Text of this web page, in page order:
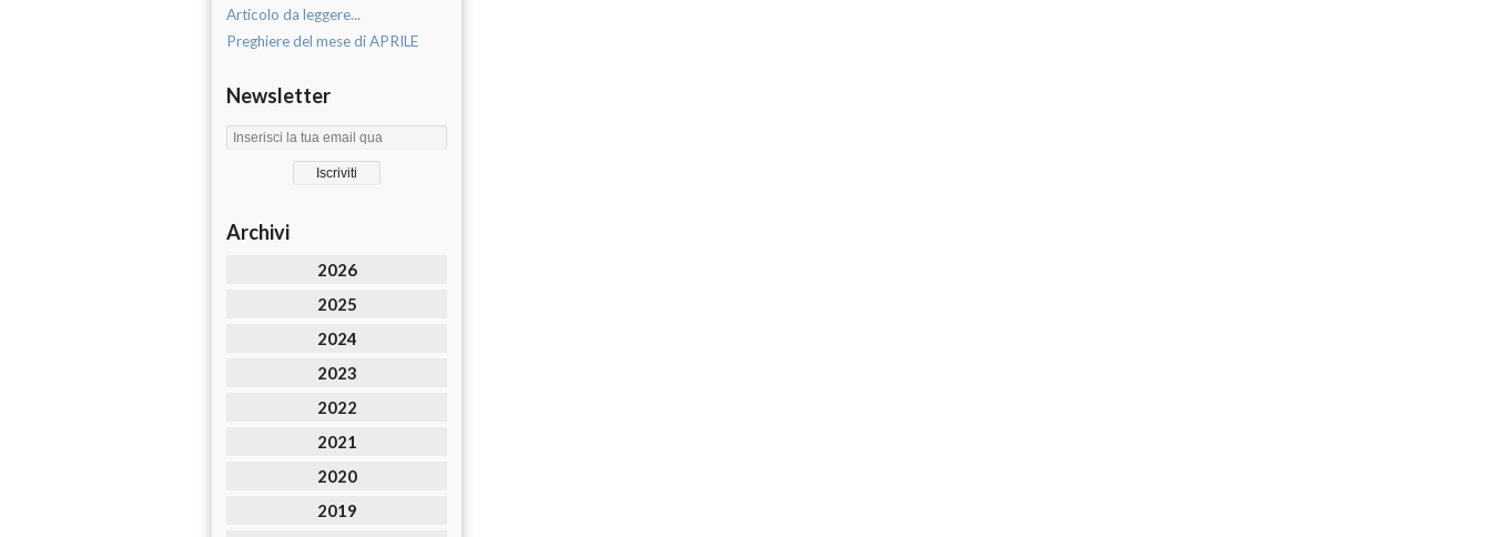
Articolo da leggere...
Preghiere del mese di APRILE
Newsletter
Archivi
2026
2025
2024
2023
2022
2021
2020
2019